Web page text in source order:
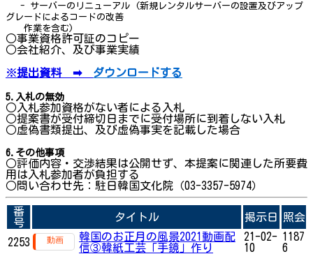
- サーバーのリニューアル (新規レンタルサーバーの設置及びアップ
グレードによるコードの改善
作業を含む)
○事業資格許可証のコピー
○会社紹介、及び事業実績
※提出資料 ➡ ダウンロードする
5.入札の無効
○入札参加資格がない者による入札
○提案書が受付締切日までに受付場所に到着しない入札
○虚偽書類提出、及び虚偽事実を記載した場合
6.その他事項
○評価内容・交渉結果は公開せず、本提案に関連した所要費
用は入札参加者が負担する
○問い合わせ先：駐日韓国文化院（03-3357-5974）
番
号
タイトル 掲示日 照会
2253
韓国のお正月の風景2021動画配
信③韓紙工芸「手鏡」作り
21-02-
10
1187
6